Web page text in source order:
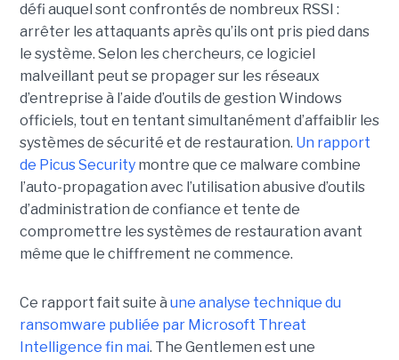
défi auquel sont confrontés de nombreux RSSI :
arrêter les attaquants après qu’ils ont pris pied dans
le système. Selon les chercheurs, ce logiciel
malveillant peut se propager sur les réseaux
d’entreprise à l’aide d’outils de gestion Windows
officiels, tout en tentant simultanément d’affaiblir les
systèmes de sécurité et de restauration. Un rapport
de Picus Securitymontre que ce malware combine
l’auto-propagation avec l’utilisation abusive d’outils
d’administration de confiance et tente de
compromettre les systèmes de restauration avant
même que le chiffrement ne commence.
Ce rapport fait suite à une analyse technique du
ransomware publiée par Microsoft Threat
Intelligence fin mai. The Gentlemen est une